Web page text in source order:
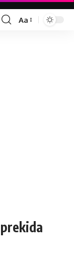
Font
Aa